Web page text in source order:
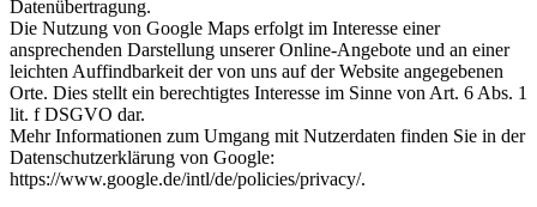
Datenübertragung.
Die Nutzung von Google Maps erfolgt im Interesse einer
ansprechenden Darstellung unserer Online-Angebote und an einer
leichten Auffindbarkeit der von uns auf der Website angegebenen
Orte. Dies stellt ein berechtigtes Interesse im Sinne von Art. 6 Abs. 1
lit. f DSGVO dar.
Mehr Informationen zum Umgang mit Nutzerdaten finden Sie in der
Datenschutzerklärung von Google:
https://www.google.de/intl/de/policies/privacy/.